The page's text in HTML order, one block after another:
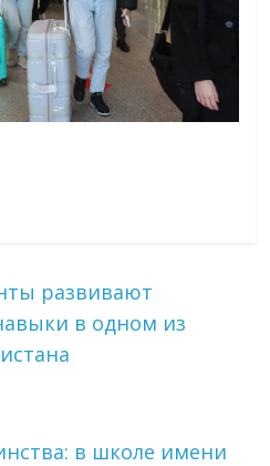
развивают
в одном из
в школе имени